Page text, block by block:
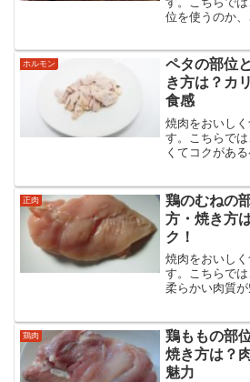
位を使うのか、
で、つくねの
しています。
ホルモン
ペタの部位
き方は？カ
食感
焼肉をおいし
す。こちらで
くてコクがあ
タのあらゆる情
す。
正肉
鶏のむねの
方・焼き方
ク！
焼肉をおいし
す。こちらでは
柔らかい肉質
らタレのこと
を紹介・解説
鶏肉
鶏ももの部
焼き方は？
魅力